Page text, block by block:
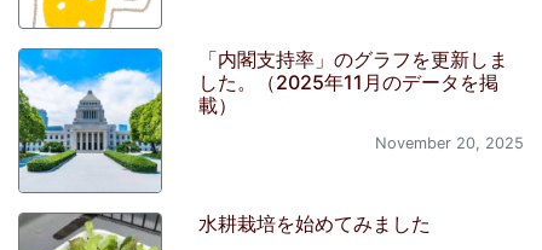
「内閣支持率」のグラフを更新しま
した。（2025年11月のデータを掲
載）
November 20, 2025
水耕栽培を始めてみました